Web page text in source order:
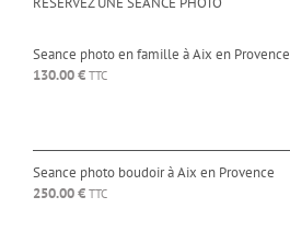
Seance photo en famille à Aix en Provence
130.00€ TTC
Seance photo boudoir à Aix en Provence
250.00€ TTC